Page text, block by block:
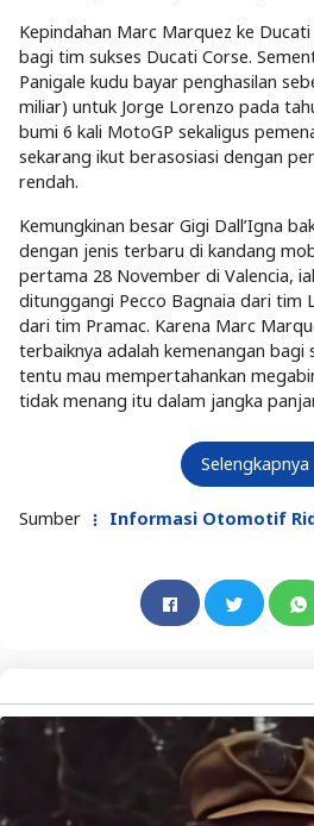
Kepindahan Marc Marquez ke Ducati
bagi tim sukses Ducati Corse.
Panigale kudu bayar penghasilan
miliar) untuk Jorge Lorenzo pada
bumi 6 kali MotoGP sekaligus
sekarang ikut berasosiasi dengan
rendah.
Kemungkinan besar Gigi Dall’Igna
dengan jenis terbaru di kandang
pertama 28 November di Valencia,
ditunggangi Pecco Bagnaia dari tim
dari tim Pramac. Karena Marc
terbaiknya adalah kemenangan bagi
tentu mau mempertahankan
tidak menang itu dalam jangka
Selengkapnya
Sumber Informasi Otomotif